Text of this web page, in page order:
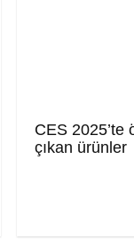
CES 2025’te
çıkan ürünler